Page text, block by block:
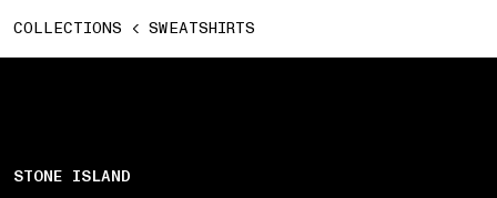
COLLECTIONS SWEATSHIRTS
STONE ISLAND